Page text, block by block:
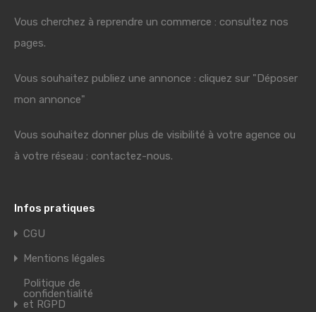
Vous cherchez à reprendre un commerce : consultez nos
pages.
Vous souhaitez publiez une annonce : cliquez sur "Déposer
mon annonce"
Vous souhaitez donner plus de visibilité à votre agence ou
à votre réseau : contactez-nous.
Infos pratiques
CGU
Mentions légales
Politique de
confidentialité
et RGPD